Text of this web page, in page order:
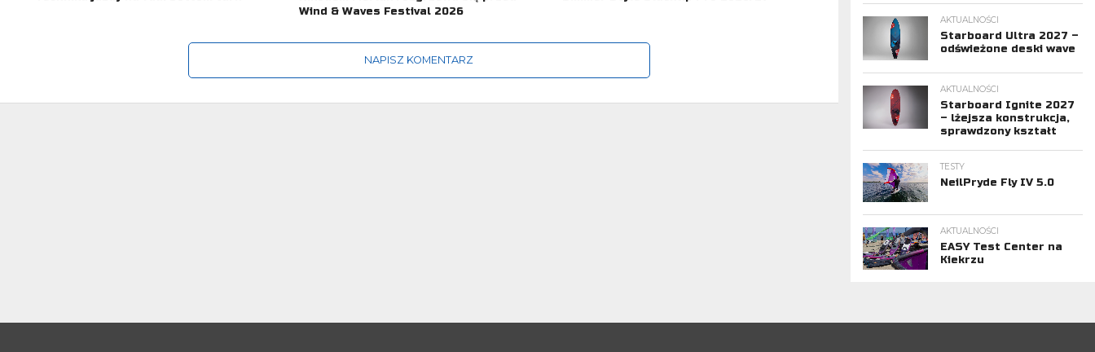
Wind & Waves Festival 2026
NAPISZ KOMENTARZ
AKTUALNOŚCI
Starboard Ultra 2027 –
odświeżone deski wave
AKTUALNOŚCI
Starboard Ignite 2027
– lżejsza konstrukcja,
sprawdzony kształt
TESTY
NeilPryde Fly IV 5.0
AKTUALNOŚCI
EASY Test Center na
Kiekrzu